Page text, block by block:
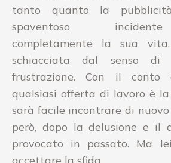
tanto quanto la
spaventoso
completamente la sua
schiacciata dal senso
frustrazione. Con il conto
qualsiasi offerta di lavoro è
sarà facile incontrare di
però, dopo la delusione e il
provocato in passato. Ma